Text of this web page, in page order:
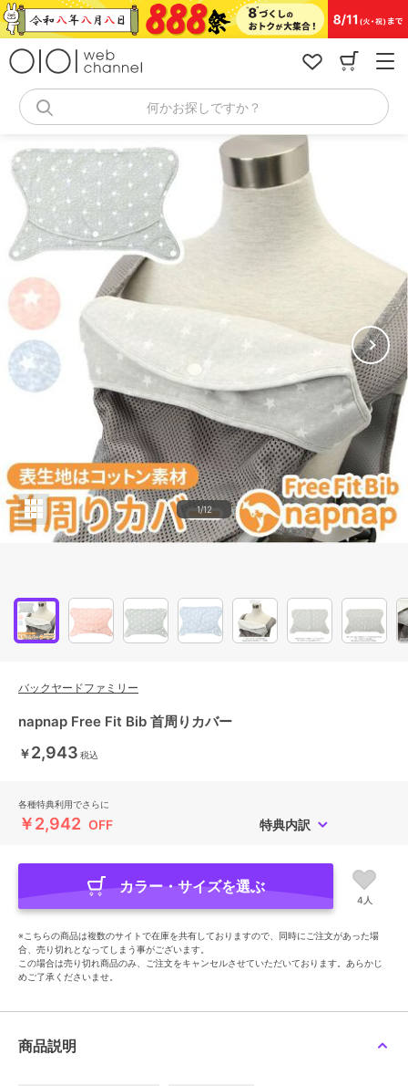
コ
ン
何かお探しですか？
1/12
バックヤードファミリー
napnap Free Fit Bib 首周りカバー
￥2,943 税込
各種特典利用でさらに
￥2,942 OFF 特典内訳
カラー・サイズを選ぶ
4人
※こちらの商品は複数のサイトで在庫を共有しておりますので、同時にご注文があった場
合、売り切れとなってしまう事がございます。
この場合は売り切れ商品のみ、ご注文をキャンセルさせていただいております。あらかじ
めご了承くださいませ。
商品説明